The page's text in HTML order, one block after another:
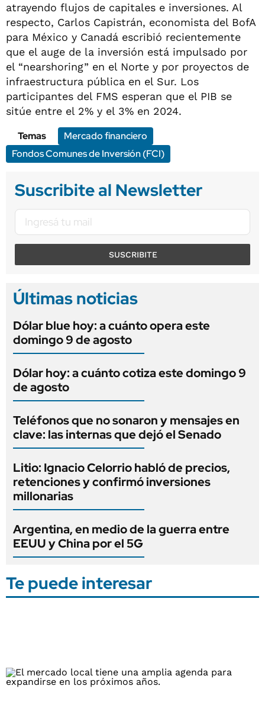
atrayendo flujos de capitales e inversiones. Al
respecto, Carlos Capistrán, economista del BofA
para México y Canadá escribió recientemente
que el auge de la inversión está impulsado por
el “nearshoring” en el Norte y por proyectos de
infraestructura pública en el Sur. Los
participantes del FMS esperan que el PIB se
sitúe entre el 2% y el 3% en 2024.
Temas
Mercado financiero
Fondos Comunes de Inversión (FCI)
Suscribite al Newsletter
SUSCRIBITE
Últimas noticias
Dólar blue hoy: a cuánto opera este
domingo 9 de agosto
Dólar hoy: a cuánto cotiza este domingo 9
de agosto
Teléfonos que no sonaron y mensajes en
clave: las internas que dejó el Senado
Litio: Ignacio Celorrio habló de precios,
retenciones y confirmó inversiones
millonarias
Argentina, en medio de la guerra entre
EEUU y China por el 5G
Te puede interesar